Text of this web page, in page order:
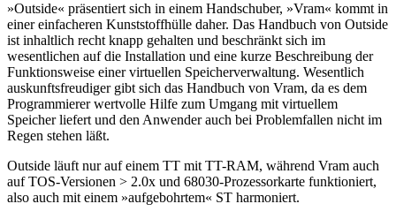
»Outside« präsentiert sich in einem Handschuber, »Vram« kommt in
einer einfacheren Kunststoffhülle daher. Das Handbuch von Outside
ist inhaltlich recht knapp gehalten und beschränkt sich im
wesentlichen auf die Installation und eine kurze Beschreibung der
Funktionsweise einer virtuellen Speicherverwaltung. Wesentlich
auskunftsfreudiger gibt sich das Handbuch von Vram, da es dem
Programmierer wertvolle Hilfe zum Umgang mit virtuellem
Speicher liefert und den Anwender auch bei Problemfallen nicht im
Regen stehen läßt.
Outside läuft nur auf einem TT mit TT-RAM, während Vram auch
auf TOS-Versionen > 2.0x und 68030-Prozessorkarte funktioniert,
also auch mit einem »aufgebohrtem« ST harmoniert.